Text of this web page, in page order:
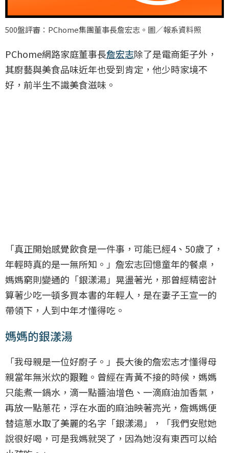
500盤評審：PChome集團董事長詹宏志。圖／報系資料照
PChome網路家庭董事長詹宏志除了是電商鉅子外，
其廚藝與美食品味近年也受到肯定，他少時家境不
好，前半生不識美食滋味。
「真正開始感覺飲食是一件事，可能已經4、50歲了，
年輕時真的是一無所知。」詹宏志回憶童年的餐桌，
媽媽窮則變通的「銀漾湯」晃盪著光，那曾經精密計
算著少吃一頓多買本書的年輕人，是在妻子王宣一的
帶領下，人到中年才懂得吃。
媽媽的銀漾湯
「我母親是一位好廚子。」長大後的詹宏志才懂得母
親當年無米炊的艱難。曾經在青黃不接的時候，媽媽
只能煮一鍋水，滴一點醬油增色、一滴麻油加香氣，
再放一點蔥花，浮在水面的麻油映著亮光，詹媽媽便
替這蔥水取了美麗的名字「銀漾湯」，「我們安慰她
說很好喝，可是我媽就哭了，因為她沒有東西可以給